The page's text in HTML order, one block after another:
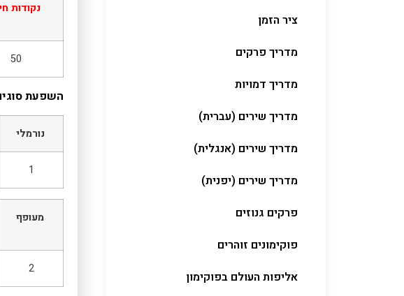
ציר הזמן
מדריך פרקים
מדריך דמויות
מדריך שירים (עברית)
מדריך שירים (אנגלית)
מדריך שירים (יפנית)
פרקים גנוזים
פוקימונים זוהרים
אליפות העולם בפוקימון
נקודות
50
השפעת
נורמלי
1
מעופף
2